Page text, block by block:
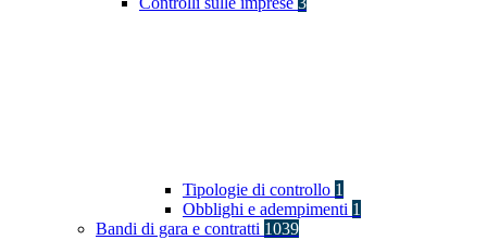
Tipologie di controllo 1
Obblighi e adempimenti 1
Bandi di gara e contratti 1039